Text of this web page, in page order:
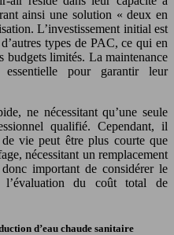
ainsi une solution « deux en
L’investissement initial est
types de PAC, ce qui en
budgets limités. La maintenance
pour garantir leur
ne nécessitant qu’une seule
qualifié. Cependant, il
vie peut être plus courte que
nécessitant un remplacement
important de considérer le
du coût total de
d’eau chaude sanitaire